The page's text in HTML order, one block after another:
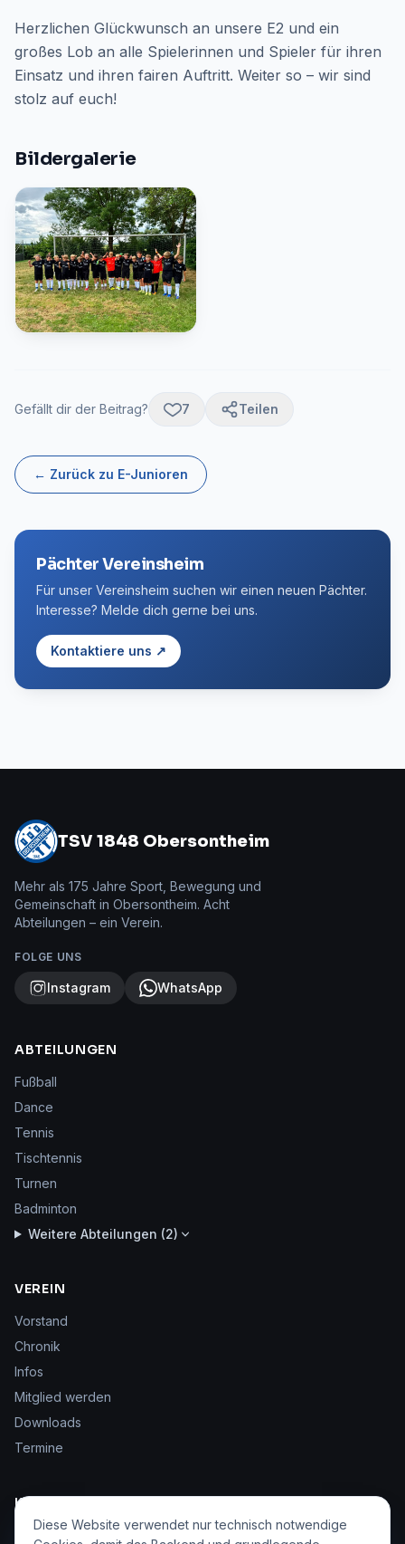
Herzlichen Glückwunsch an unsere E2 und ein
großes Lob an alle Spielerinnen und Spieler für ihren
Einsatz und ihren fairen Auftritt. Weiter so – wir sind
stolz auf euch!
Bildergalerie
Gefällt dir der Beitrag? 7 Teilen
← Zurück zu E-Junioren
Pächter Vereinsheim
Für unser Vereinsheim suchen wir einen neuen Pächter.
Interesse? Melde dich gerne bei uns.
Kontaktiere uns ↗
TSV 1848 Obersontheim
Mehr als 175 Jahre Sport, Bewegung und
Gemeinschaft in Obersontheim. Acht
Abteilungen – ein Verein.
FOLGE UNS
Instagram WhatsApp
ABTEILUNGEN
Fußball
Dance
Tennis
Tischtennis
Turnen
Badminton
Weitere Abteilungen (2)
VEREIN
Vorstand
Chronik
Infos
Mitglied werden
Downloads
Termine
KONTAKT & SERVICE
Kontakt
Diese Website verwendet nur technisch notwendige